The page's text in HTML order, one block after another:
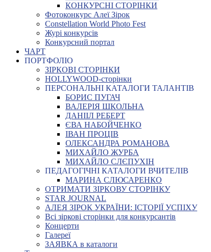
КОНКУРСНІ СТОРІНКИ
Фотоконкурс Алеї Зірок
Constellation World Photo Fest
Журі конкурсів
Конкурсний портал
ЧАРТ
ПОРТФОЛІО
ЗІРКОВІ СТОРІНКИ
HOLLYWOOD-сторінки
ПЕРСОНАЛЬНІ КАТАЛОГИ ТАЛАНТІВ
БОРИС ПУГАЧ
ВАЛЕРІЯ ШКОЛЬНА
ДАНІІЛ РЕБЕРТ
ЄВА НАБОЙЧЕНКО
ІВАН ПРОЦІВ
ОЛЕКСАНДРА РОМАНОВА
МИХАЙЛО ЖУРБА
МИХАЙЛО СЛЄПУХІН
ПЕДАГОГІЧНІ КАТАЛОГИ ВЧИТЕЛІВ
МАРИНА СЛЮСАРЕНКО
ОТРИМАТИ ЗІРКОВУ СТОРІНКУ
STAR JOURNAL
АЛЕЯ ЗІРОК УКРАЇНИ: ІСТОРІЇ УСПІХУ
Всі зіркові сторінки для конкурсантів
Концерти
Галереї
ЗАЯВКА в каталоги